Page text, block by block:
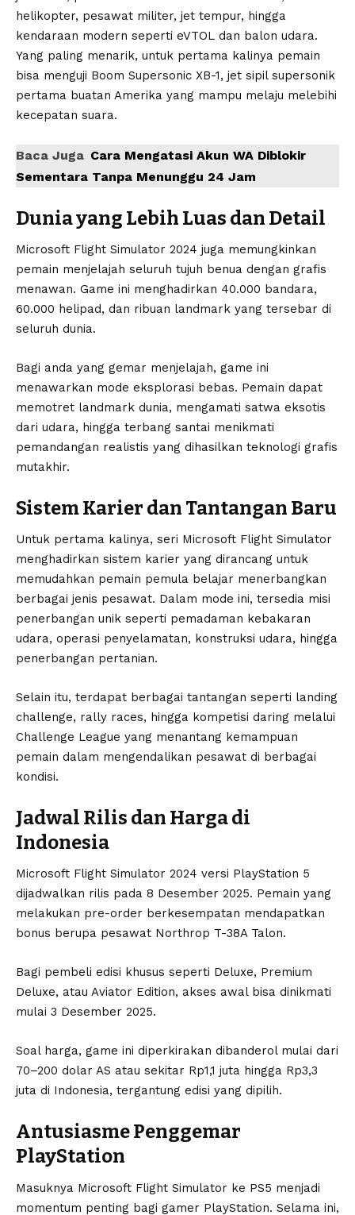
helikopter, pesawat militer, jet tempur, hingga
kendaraan modern seperti eVTOL dan balon udara.
Yang paling menarik, untuk pertama kalinya pemain
bisa menguji Boom Supersonic XB-1, jet sipil supersonik
pertama buatan Amerika yang mampu melaju melebihi
kecepatan suara.
Baca Juga Cara Mengatasi Akun WA Diblokir
Sementara Tanpa Menunggu 24 Jam
Dunia yang Lebih Luas dan Detail
Microsoft Flight Simulator 2024 juga memungkinkan
pemain menjelajah seluruh tujuh benua dengan grafis
menawan. Game ini menghadirkan 40.000 bandara,
60.000 helipad, dan ribuan landmark yang tersebar di
seluruh dunia.
Bagi anda yang gemar menjelajah, game ini
menawarkan mode eksplorasi bebas. Pemain dapat
memotret landmark dunia, mengamati satwa eksotis
dari udara, hingga terbang santai menikmati
pemandangan realistis yang dihasilkan teknologi grafis
mutakhir.
Sistem Karier dan Tantangan Baru
Untuk pertama kalinya, seri Microsoft Flight Simulator
menghadirkan sistem karier yang dirancang untuk
memudahkan pemain pemula belajar menerbangkan
berbagai jenis pesawat. Dalam mode ini, tersedia misi
penerbangan unik seperti pemadaman kebakaran
udara, operasi penyelamatan, konstruksi udara, hingga
penerbangan pertanian.
Selain itu, terdapat berbagai tantangan seperti landing
challenge, rally races, hingga kompetisi daring melalui
Challenge League yang menantang kemampuan
pemain dalam mengendalikan pesawat di berbagai
kondisi.
Jadwal Rilis dan Harga di
Indonesia
Microsoft Flight Simulator 2024 versi PlayStation 5
dijadwalkan rilis pada 8 Desember 2025. Pemain yang
melakukan pre-order berkesempatan mendapatkan
bonus berupa pesawat Northrop T-38A Talon.
Bagi pembeli edisi khusus seperti Deluxe, Premium
Deluxe, atau Aviator Edition, akses awal bisa dinikmati
mulai 3 Desember 2025.
Soal harga, game ini diperkirakan dibanderol mulai dari
70–200 dolar AS atau sekitar Rp1,1 juta hingga Rp3,3
juta di Indonesia, tergantung edisi yang dipilih.
Antusiasme Penggemar
PlayStation
Masuknya Microsoft Flight Simulator ke PS5 menjadi
momentum penting bagi gamer PlayStation. Selama ini,